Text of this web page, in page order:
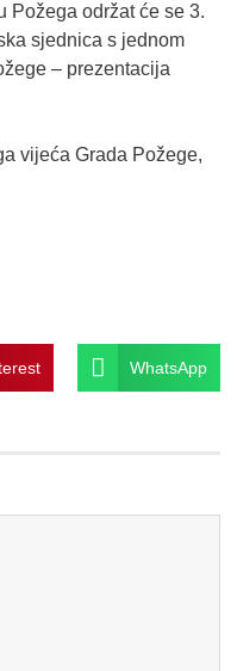
Požega održat će se 3.
sjednica s jednom
– prezentacija
vijeća Grada Požege,
WhatsApp